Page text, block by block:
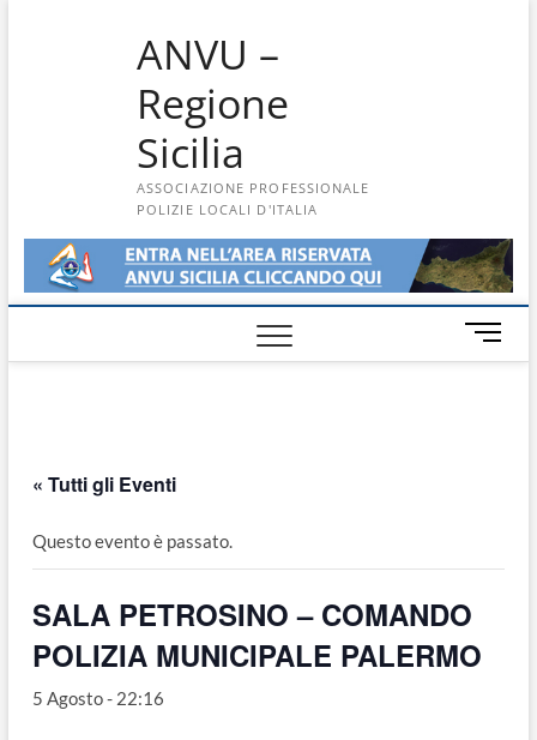
ANVU –
Regione
Sicilia
ASSOCIAZIONE PROFESSIONALE
POLIZIE LOCALI D'ITALIA
M
e
n
« Tutti gli Eventi
Questo evento è passato.
SALA PETROSINO – COMANDO
POLIZIA MUNICIPALE PALERMO
5 Agosto - 22:16